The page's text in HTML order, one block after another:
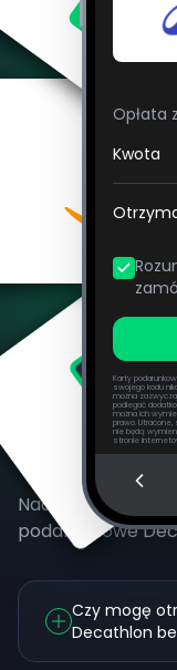
Opłata
Kwota
Karty
swojego kodu
można
podlegać
można ich
prawo.
nie będą
stronie
Często
Nadal nie wiesz,
podarunkowe
Czy mogę
Decathlon